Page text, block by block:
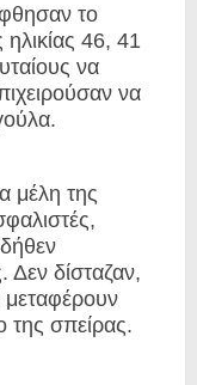
το
ηλικίας 46, 41
να
να
.
μέλη της
,
δήθεν
δίσταζαν,
μεταφέρουν
της σπείρας.